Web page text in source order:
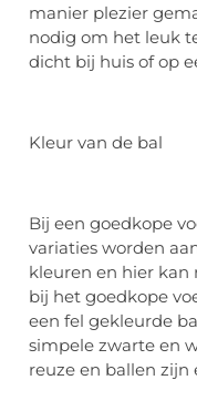
manier plezier
nodig om het leuk
dicht bij huis of op
Kleur van de bal
Bij een goedkope
variaties worden
kleuren en hier
bij het goedkope
een fel gekleurde
simpele zwarte en
reuze en ballen zijn